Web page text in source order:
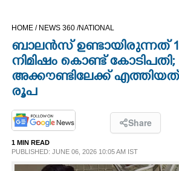
OPINION
LIFESTYLE
HOME / NEWS 360 /NATIONAL
ബാലൻസ് ഉണ്ടായിരുന്നത്
നിമിഷം കൊണ്ട്
അക്കൗണ്ടിലേക്ക് എത്തിയത്
രൂപ
Share
1 MIN READ
PUBLISHED: JUNE 06, 2026 10:05 AM IST